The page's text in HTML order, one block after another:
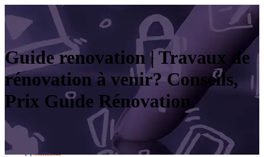
Guide renovation | Travaux de
rénovation à venir? Conseils,
Prix Guide Rénovation